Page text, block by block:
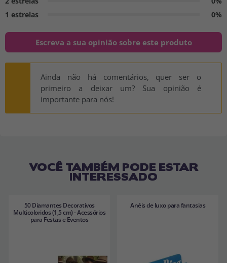
1 estrelas
0%
Escreva a sua opinião sobre este produto
Ainda não há comentários, quer ser o
primeiro a deixar um? Sua opinião é
importante para nós!
VOCÊ TAMBÉM PODE ESTAR
INTERESSADO
50 Diamantes Decorativos
Multicoloridos (1,5 cm) - Acessórios
para Festas e Eventos
Anéis de luxo para fantasias